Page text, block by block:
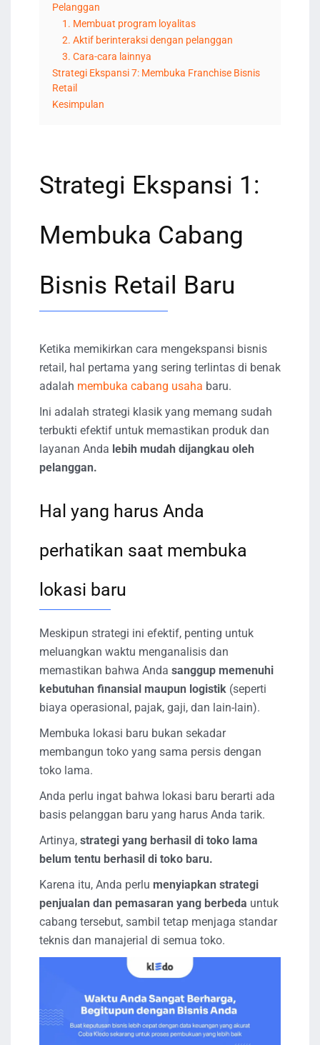
Pelanggan
1. Membuat program loyalitas
2. Aktif berinteraksi dengan pelanggan
3. Cara-cara lainnya
Strategi Ekspansi 7: Membuka Franchise Bisnis
Retail
Kesimpulan
Strategi Ekspansi 1:
Membuka Cabang
Bisnis Retail Baru
Ketika memikirkan cara mengekspansi bisnis
retail, hal pertama yang sering terlintas di benak
adalah membuka cabang usaha baru.
Ini adalah strategi klasik yang memang sudah
terbukti efektif untuk memastikan produk dan
layanan Anda lebih mudah dijangkau oleh
pelanggan.
Hal yang harus Anda
perhatikan saat membuka
lokasi baru
Meskipun strategi ini efektif, penting untuk
meluangkan waktu menganalisis dan
memastikan bahwa Anda sanggup memenuhi
kebutuhan finansial maupun logistik (seperti
biaya operasional, pajak, gaji, dan lain-lain).
Membuka lokasi baru bukan sekadar
membangun toko yang sama persis dengan
toko lama.
Anda perlu ingat bahwa lokasi baru berarti ada
basis pelanggan baru yang harus Anda tarik.
Artinya, strategi yang berhasil di toko lama
belum tentu berhasil di toko baru.
Karena itu, Anda perlu menyiapkan strategi
penjualan dan pemasaran yang berbeda untuk
cabang tersebut, sambil tetap menjaga standar
teknis dan manajerial di semua toko.